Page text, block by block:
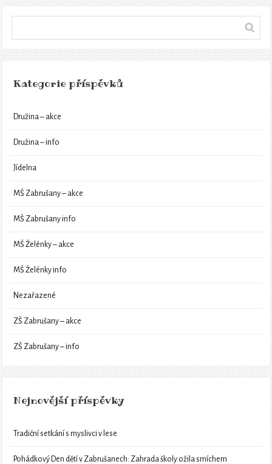
Kategorie příspěvků
Družina – akce
Družina – info
Jídelna
MŠ Zabrušany – akce
MŠ Zabrušany info
MŠ Želénky – akce
MŠ Želénky info
Nezařazené
ZŠ Zabrušany – akce
ZŠ Zabrušany – info
Nejnovější příspěvky
Tradiční setkání s myslivci v lese
Pohádkový Den dětí v Zabrušanech: Zahrada školy ožila smíchem